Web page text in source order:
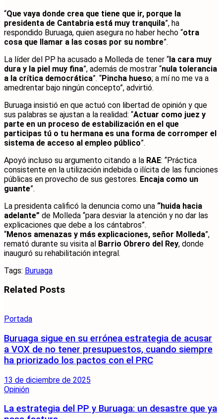
“Que vaya donde crea que tiene que ir, porque la
presidenta de Cantabria está muy tranquila”, ha
respondido Buruaga, quien asegura no haber hecho “otra
cosa que llamar a las cosas por su nombre”.
La líder del PP ha acusado a Molleda de tener “la cara muy
dura y la piel muy fina”, además de mostrar “nula tolerancia
a la crítica democrática”. “Pincha hueso; a mí no me va a
amedrentar bajo ningún concepto”, advirtió.
Buruaga insistió en que actuó con libertad de opinión y que
sus palabras se ajustan a la realidad: “Actuar como juez y
parte en un proceso de estabilización en el que
participas tú o tu hermana es una forma de corromper el
sistema de acceso al empleo público”.
Apoyó incluso su argumento citando a la RAE: “Práctica
consistente en la utilización indebida o ilícita de las funciones
públicas en provecho de sus gestores. Encaja como un
guante”.
La presidenta calificó la denuncia como una “huida hacia
adelante” de Molleda “para desviar la atención y no dar las
explicaciones que debe a los cántabros”.
“Menos amenazas y más explicaciones, señor Molleda”,
remató durante su visita al Barrio Obrero del Rey, donde
inauguró su rehabilitación integral.
Tags: Buruaga
Related Posts
Portada
Buruaga sigue en su errónea estrategia de acusar
a VOX de no tener presupuestos, cuando siempre
ha priorizado los pactos con el PRC
13 de diciembre de 2025
Opinión
La estrategia del PP y Buruaga: un desastre que ya